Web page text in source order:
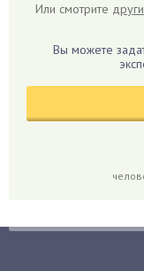
Гиппеаструм
Годжи
Голубика
Или смотрите
Вы можете